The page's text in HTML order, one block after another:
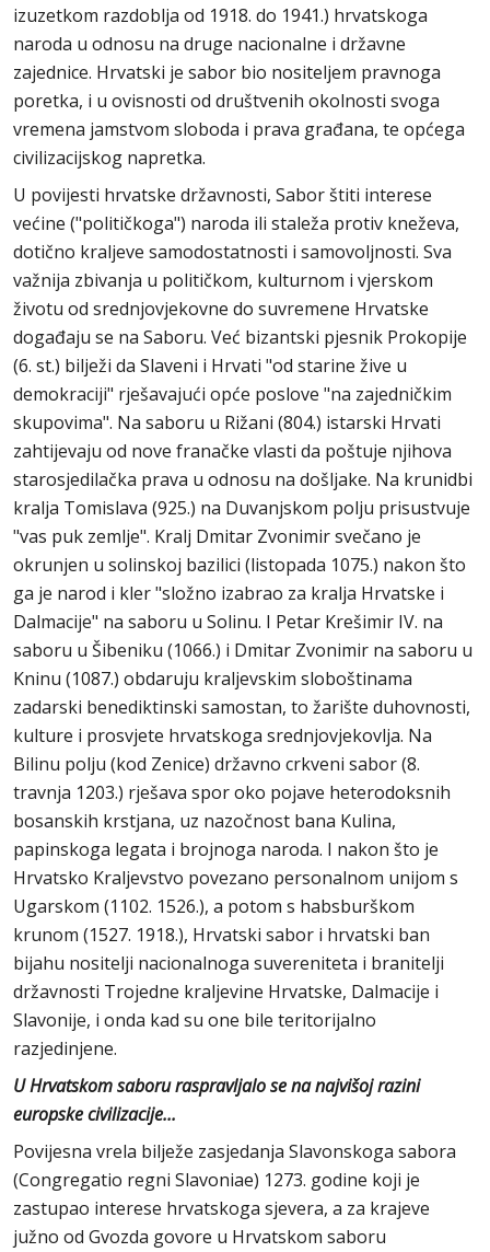
izuzetkom razdoblja od 1918. do 1941.) hrvatskoga
naroda u odnosu na druge nacionalne i državne
zajednice. Hrvatski je sabor bio nositeljem pravnoga
poretka, i u ovisnosti od društvenih okolnosti svoga
vremena jamstvom sloboda i prava građana, te općega
civilizacijskog napretka.
U povijesti hrvatske državnosti, Sabor štiti interese
većine ("političkoga") naroda ili staleža protiv kneževa,
dotično kraljeve samodostatnosti i samovoljnosti. Sva
važnija zbivanja u političkom, kulturnom i vjerskom
životu od srednjovjekovne do suvremene Hrvatske
događaju se na Saboru. Već bizantski pjesnik Prokopije
(6. st.) bilježi da Slaveni i Hrvati "od starine žive u
demokraciji" rješavajući opće poslove "na zajedničkim
skupovima". Na saboru u Rižani (804.) istarski Hrvati
zahtijevaju od nove franačke vlasti da poštuje njihova
starosjedilačka prava u odnosu na došljake. Na krunidbi
kralja Tomislava (925.) na Duvanjskom polju prisustvuje
"vas puk zemlje". Kralj Dmitar Zvonimir svečano je
okrunjen u solinskoj bazilici (listopada 1075.) nakon što
ga je narod i kler "složno izabrao za kralja Hrvatske i
Dalmacije" na saboru u Solinu. I Petar Krešimir IV. na
saboru u Šibeniku (1066.) i Dmitar Zvonimir na saboru u
Kninu (1087.) obdaruju kraljevskim sloboštinama
zadarski benediktinski samostan, to žarište duhovnosti,
kulture i prosvjete hrvatskoga srednjovjekovlja. Na
Bilinu polju (kod Zenice) državno crkveni sabor (8.
travnja 1203.) rješava spor oko pojave heterodoksnih
bosanskih krstjana, uz nazočnost bana Kulina,
papinskoga legata i brojnoga naroda. I nakon što je
Hrvatsko Kraljevstvo povezano personalnom unijom s
Ugarskom (1102. 1526.), a potom s habsburškom
krunom (1527. 1918.), Hrvatski sabor i hrvatski ban
bijahu nositelji nacionalnoga suvereniteta i branitelji
državnosti Trojedne kraljevine Hrvatske, Dalmacije i
Slavonije, i onda kad su one bile teritorijalno
razjedinjene.
U Hrvatskom saboru raspravljalo se na najvišoj razini
europske civilizacije...
Povijesna vrela bilježe zasjedanja Slavonskoga sabora
(Congregatio regni Slavoniae) 1273. godine koji je
zastupao interese hrvatskoga sjevera, a za krajeve
južno od Gvozda govore u Hrvatskom saboru